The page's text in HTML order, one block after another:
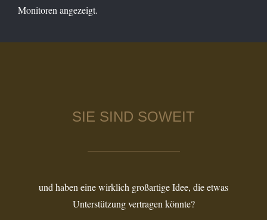
Monitoren angezeigt.
SIE SIND SOWEIT
und haben eine wirklich großartige Idee, die etwas
Unterstützung vertragen könnte?